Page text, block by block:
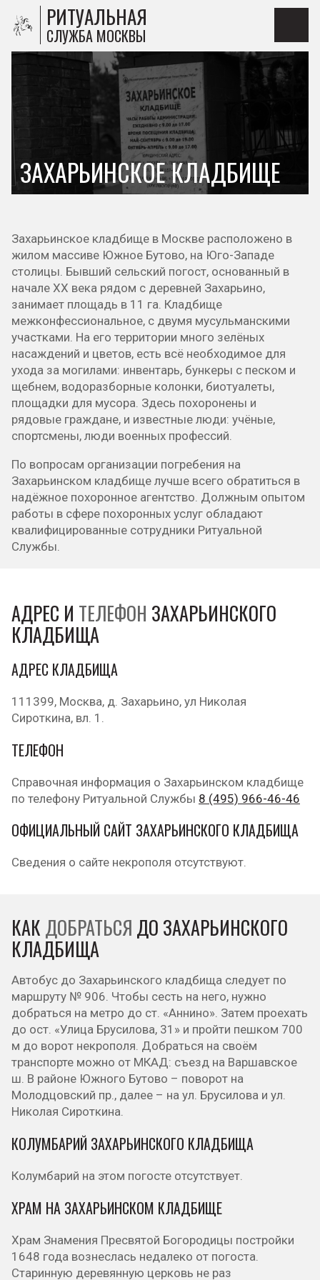
РИТУАЛЬНАЯ
СЛУЖБА МОСКВЫ
ЗАХАРЬИНСКОЕ КЛАДБИЩЕ
Захарьинское кладбище в Москве расположено в
жилом массиве Южное Бутово, на Юго-Западе
столицы. Бывший сельский погост, основанный в
начале ХХ века рядом с деревней Захарьино,
занимает площадь в 11 га. Кладбище
межконфессиональное, с двумя мусульманскими
участками. На его территории много зелёных
насаждений и цветов, есть всё необходимое для
ухода за могилами: инвентарь, бункеры с песком и
щебнем, водоразборные колонки, биотуалеты,
площадки для мусора. Здесь похоронены и
рядовые граждане, и известные люди: учёные,
спортсмены, люди военных профессий.
По вопросам организации погребения на
Захарьинском кладбище лучше всего обратиться в
надёжное похоронное агентство. Должным опытом
работы в сфере похоронных услуг обладают
квалифицированные сотрудники Ритуальной
Службы.
АДРЕС И ТЕЛЕФОН ЗАХАРЬИНСКОГО
КЛАДБИЩА
АДРЕС КЛАДБИЩА
111399, Москва, д. Захарьино, ул Николая
Сироткина, вл. 1.
ТЕЛЕФОН
Справочная информация о Захарьинском кладбище
по телефону Ритуальной Службы 8 (495) 966-46-46
ОФИЦИАЛЬНЫЙ САЙТ ЗАХАРЬИНСКОГО КЛАДБИЩА
Сведения о сайте некрополя отсутствуют.
КАК ДОБРАТЬСЯ ДО ЗАХАРЬИНСКОГО
КЛАДБИЩА
Автобус до Захарьинского кладбища следует по
маршруту № 906. Чтобы сесть на него, нужно
добраться на метро до ст. «Аннино». Затем проехать
до ост. «Улица Брусилова, 31» и пройти пешком 700
м до ворот некрополя. Добраться на своём
транспорте можно от МКАД: съезд на Варшавское
ш. В районе Южного Бутово – поворот на
Молодцовский пр., далее – на ул. Брусилова и ул.
Николая Сироткина.
КОЛУМБАРИЙ ЗАХАРЬИНСКОГО КЛАДБИЩА
Колумбарий на этом погосте отсутствует.
ХРАМ НА ЗАХАРЬИНСКОМ КЛАДБИЩЕ
Храм Знамения Пресвятой Богородицы постройки
1648 года вознеслась недалеко от погоста.
Старинную деревянную церковь не раз